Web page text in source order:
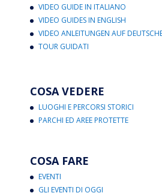
VIDEO GUIDE IN ITALIANO
VIDEO GUIDES IN ENGLISH
VIDEO ANLEITUNGEN AUF
TOUR GUIDATI
COSA VEDERE
LUOGHI E PERCORSI STORICI
PARCHI ED AREE PROTETTE
COSA FARE
EVENTI
GLI EVENTI DI OGGI